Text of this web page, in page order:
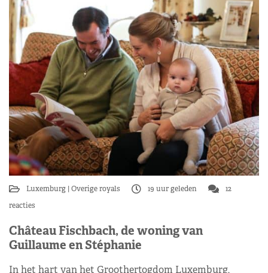
Luxemburg Overige royals 19 uur geleden
12
reacties
Château Fischbach, de woning van
Guillaume en Stéphanie
In het hart van het Groothertogdom Luxemburg,